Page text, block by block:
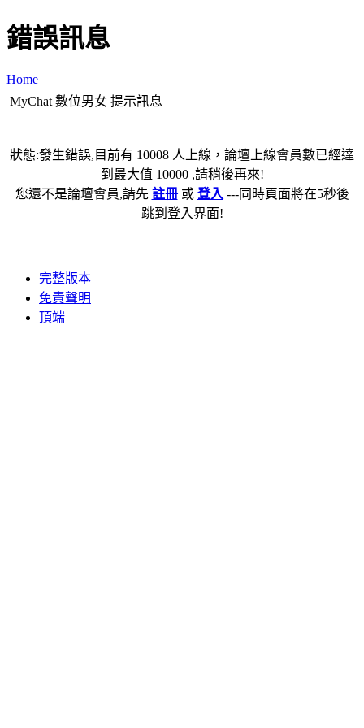
錯誤訊息
Home
MyChat 數位男女 提示訊息
狀態:發生錯誤,目前有 10008 人上線，論壇上線會員數已經達
到最大值 10000 ,請稍後再來!
您還不是論壇會員,請先 註冊或 登入 ---同時頁面將在5秒後
跳到登入界面!
完整版本
免責聲明
頂端